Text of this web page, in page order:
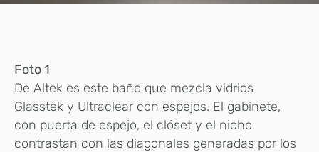
Foto 1
De Altek es este baño que mezcla vidrios
Glasstek y Ultraclear con espejos. El gabinete,
con puerta de espejo, el clóset y el nicho
contrastan con las diagonales generadas por los